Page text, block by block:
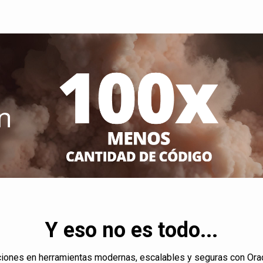
Y eso no es todo...
en herramientas modernas, escalables y seguras con